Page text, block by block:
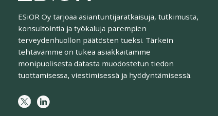
ESiOR Oy tarjoaa asiantuntijaratkaisuja, tutkimusta,
konsultointia ja työkaluja parempien
terveydenhuollon päätösten tueksi. Tärkein
tehtävämme on tukea asiakkaitamme
monipuolisesta datasta muodostetun tiedon
tuottamisessa, viestimisessä ja hyödyntämisessä.